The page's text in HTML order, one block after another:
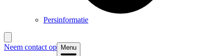
Persinformatie
Neem contact op Menu